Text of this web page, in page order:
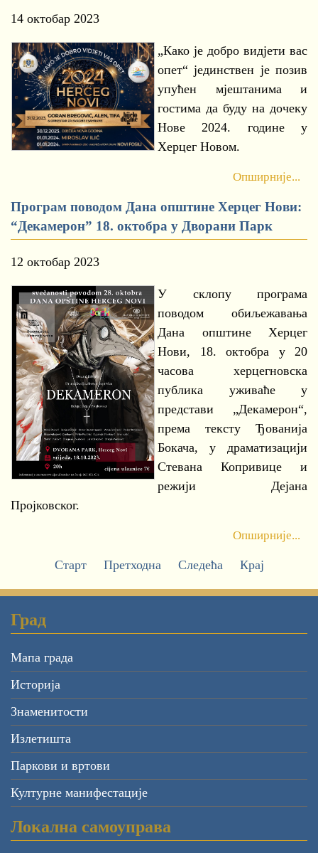
14 октобар 2023
„Како је добро видјети вас
опет“ јединствен је позив
упућен мјештанима и
гостима да буду на дочеку
Нове 2024. године у
Херцег Новом.
Опширније...
Програм поводом Дана општине Херцег Нови:
“Декамерон” 18. октобра у Дворани Парк
12 октобар 2023
У склопу програма
поводом обиљежавања
Дана општине Херцег
Нови, 18. октобра у 20
часова херцегновска
публика уживаће у
представи „Декамерон“,
према тексту Ђованија
Бокача, у драматизацији
Стевана Копривице и
режији Дејана
Пројковског.
Опширније...
Старт Претходна Следећа Крај
Град
Мапа града
Историја
Знаменитости
Излетишта
Паркови и вртови
Културне манифестације
Локална самоуправа